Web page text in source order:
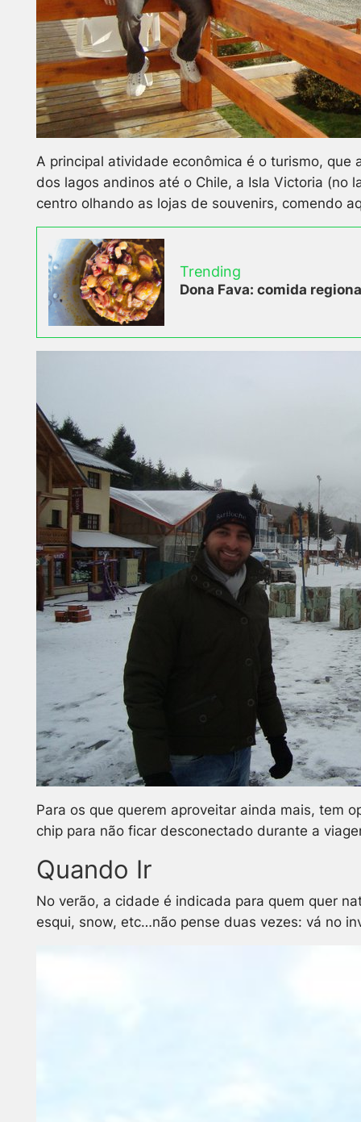
A principal atividade econômica é o turismo,
dos lagos andinos até o Chile, a Isla Victoria (no
centro olhando as lojas de souvenirs, comendo
Trending
Dona Fava: comida
Para os que querem aproveitar ainda mais, tem
chip para não ficar desconectado durante a
Quando Ir
No verão, a cidade é indicada para quem quer
esqui, snow, etc…não pense duas vezes: vá no